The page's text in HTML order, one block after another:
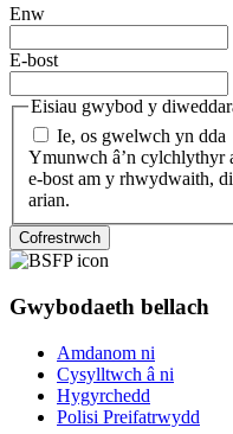
Enw
E-bost
Eisiau gwybod y
Ie, os gwelwch yn dda
Ymunwch â’n cylchlythyr
e-bost am y rhwydwaith,
arian.
Cofrestrwch
Gwybodaeth bellach
Amdanom ni
Cysylltwch â ni
Hygyrchedd
Polisi Preifatrwydd